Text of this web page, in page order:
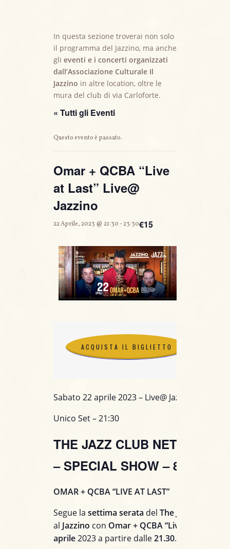
In questa sezione troverai non solo
il programma del Jazzino, ma anche
gli eventi e i concerti organizzati
dall’Associazione Culturale Il
Jazzino in altre location, oltre le
mura del club di via Carloforte.
« Tutti gli Eventi
Questo evento è passato.
Omar + QCBA “Live
at Last” Live@
Jazzino
22 Aprile, 2023 @ 21:30-23:30€15
ACQUISTA IL BIGLIETTO
Sabato 22 aprile 2023 – Live@ Jazzino (CA)
Unico Set – 21:30
THE JAZZ CLUB NETWORK
– SPECIAL SHOW –8°
OMAR + QCBA “LIVE AT LAST”
Segue la settima serata del The Jazz Club
al Jazzino con Omar + QCBA “Live at Last”
aprile2023 a partire dalle21.30.